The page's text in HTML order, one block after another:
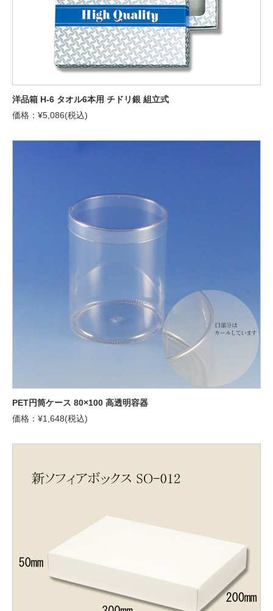
洋品箱 H-6 タオル6本用 チドリ銀 組立式
価格：¥5,086(税込)
PET円筒ケース 80×100 高透明容器
価格：¥1,648(税込)